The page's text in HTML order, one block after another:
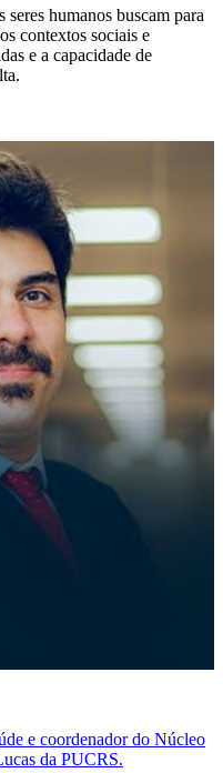
humanos buscam para
contextos sociais e
e a capacidade de
e coordenador do Núcleo
da PUCRS.